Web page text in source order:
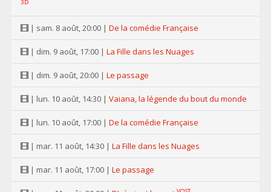
3D
| sam. 8 août, 20:00 | De la comédie Française
| dim. 9 août, 17:00 | La Fille dans les Nuages
| dim. 9 août, 20:00 | Le passage
| lun. 10 août, 14:30 | Vaiana, la légende du bout du monde
| lun. 10 août, 17:00 | De la comédie Française
| mar. 11 août, 14:30 | La Fille dans les Nuages
| mar. 11 août, 17:00 | Le passage